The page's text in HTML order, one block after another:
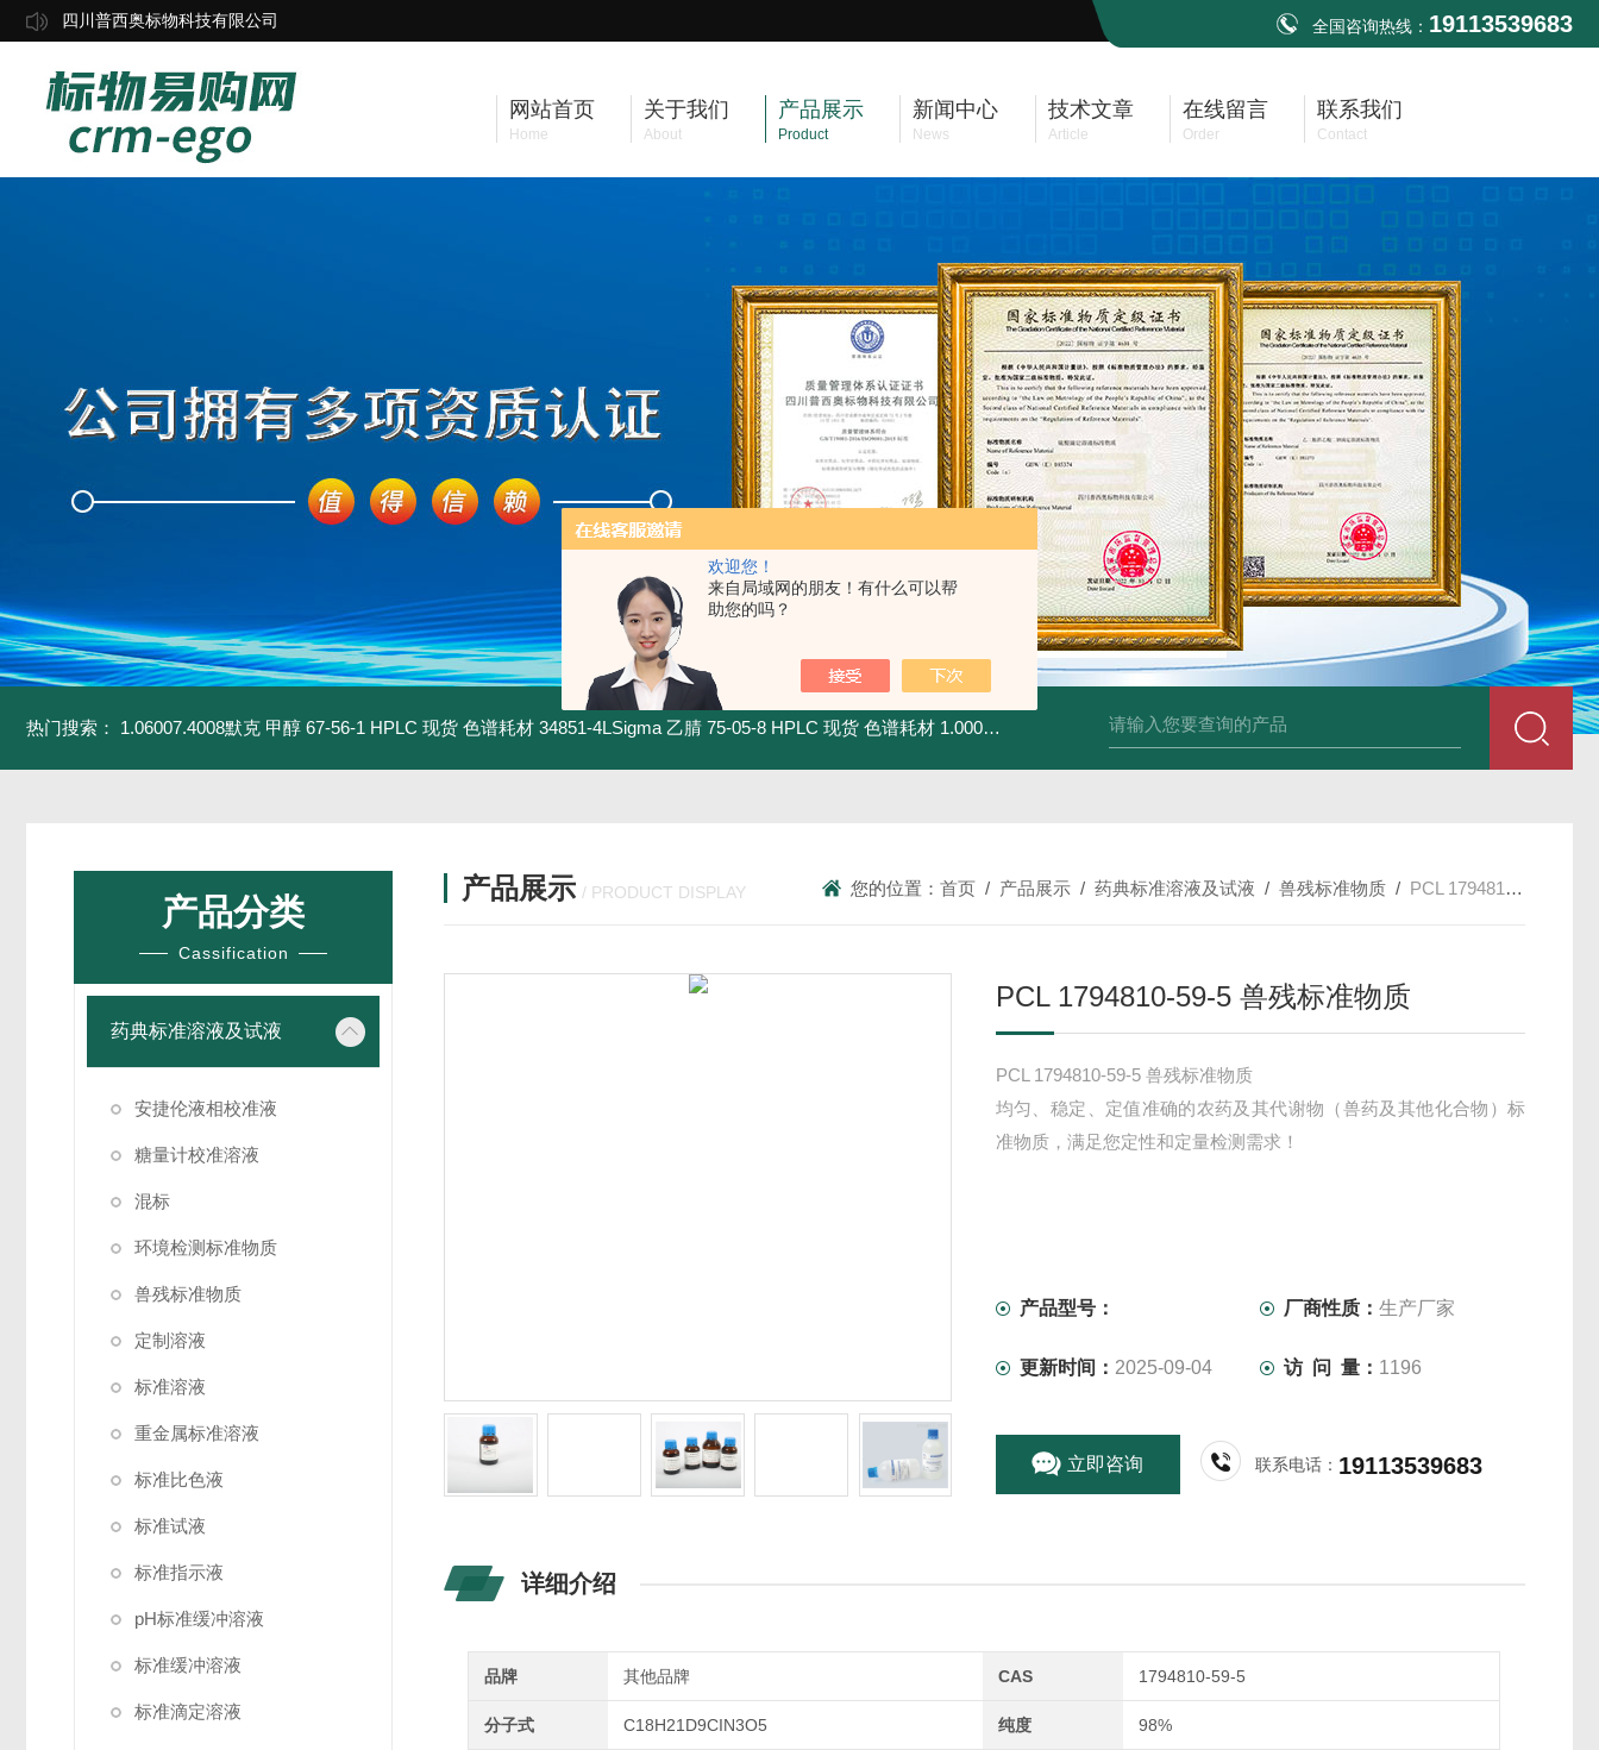
欢迎您！
来自局域网的朋友！有什么可以帮
助您的吗？
四川普西奥标物科技有限公司 全国咨询热线： 19113539683
网站首页
Home
关于我们
About
产品展示
Product
新闻中心
News
技术文章
Article
在线留言
Order
联系我们
Contact
热门搜索： 1.06007.4008默克 甲醇 67-56-1 HPLC 现货 色谱耗材 34851-4LSigma 乙腈 75-05-8 HPLC 现货 色谱耗材 1.00030.4008默克 乙腈 75-05-8 HPLC 现货 色谱耗材 34860-4L-Rsigma 甲醇 67-
产品分类
Cassification
药典标准溶液及试液
安捷伦液相校准液
糖量计校准溶液
混标
环境检测标准物质
兽残标准物质
定制溶液
标准溶液
重金属标准溶液
标准比色液
标准试液
标准指示液
pH标准缓冲溶液
标准缓冲溶液
标准滴定溶液
产品展示 / PRODUCT DISPLAY 您的位置：首页 / 产品展示 /药典标准溶液及试液 /兽残标准物质 / PCL 1794810-59-5 兽残标准物质
PCL 1794810-59-5 兽残标准物质
PCL 1794810-59-5 兽残标准物质
均匀、稳定、定值准确的农药及其代谢物（兽药及其他化合物）标
准物质，满足您定性和定量检测需求！
产品型号： 厂商性质：生产厂家
更新时间： 2025-09-04 访 问 量： 1196
立即咨询 联系电话： 19113539683
详细介绍
品牌 其他品牌 CAS 1794810-59-5
分子式 C18H21D9CIN3O5 纯度 98%